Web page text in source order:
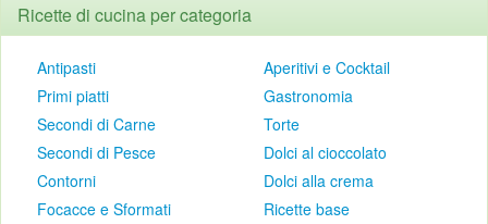
Ricette di cucina per categoria
Antipasti
Primi piatti
Secondi di Carne
Secondi di Pesce
Contorni
Focacce e Sformati
Aperitivi e Cocktail
Gastronomia
Torte
Dolci al cioccolato
Dolci alla crema
Ricette base